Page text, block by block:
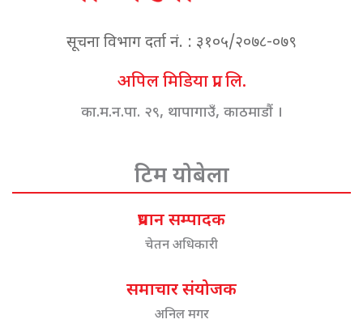
सूचना विभाग दर्ता नं. : ३१०५/२०७८-०७९
अपिल मिडिया प्रा. लि.
का.म.न.पा. २९, थापागाउँ, काठमाडौं ।
टिम योबेला
प्रधान सम्पादक
चेतन अधिकारी
समाचार संयोजक
अनिल मगर